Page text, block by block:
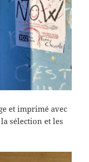
et imprimé avec
sélection et les